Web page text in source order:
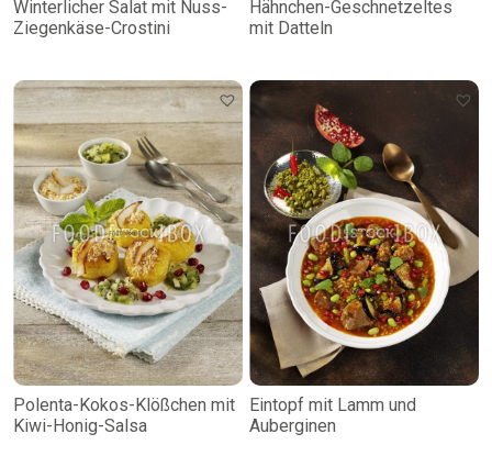
Winterlicher Salat mit Nuss-
Ziegenkäse-Crostini
Hähnchen-Geschnetzeltes
mit Datteln
Polenta-Kokos-Klößchen mit
Kiwi-Honig-Salsa
Eintopf mit Lamm und
Auberginen